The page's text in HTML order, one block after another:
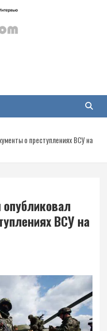
война
события в Новороссии, ДНР,
о преступлениях ВСУ на
ВСУ на